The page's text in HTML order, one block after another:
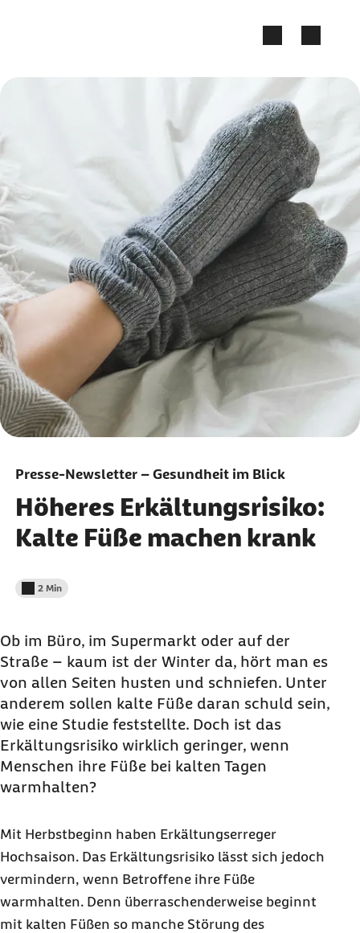
Presse-Newsletter – Gesundheit im Blick
Höheres Erkältungsrisiko:
Kalte Füße machen krank
Lesedauer weniger als
2 Min
Ob im Büro, im Supermarkt oder auf der
Straße – kaum ist der Winter da, hört man es
von allen Seiten husten und schniefen. Unter
anderem sollen kalte Füße daran schuld sein,
wie eine Studie feststellte. Doch ist das
Erkältungsrisiko wirklich geringer, wenn
Menschen ihre Füße bei kalten Tagen
warmhalten?
Mit Herbstbeginn haben Erkältungserreger
Hochsaison. Das Erkältungsrisiko lässt sich jedoch
vermindern, wenn Betroffene ihre Füße
warmhalten. Denn überraschenderweise beginnt
mit kalten Füßen so manche Störung des